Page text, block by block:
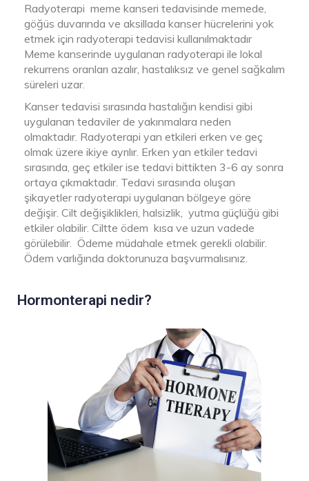
Radyoterapi meme kanseri tedavisinde memede,
göğüs duvarında ve aksillada kanser hücrelerini yok
etmek için radyoterapi tedavisi kullanılmaktadır
Meme kanserinde uygulanan radyoterapi ile lokal
rekurrens oranları azalır, hastalıksız ve genel sağkalım
süreleri uzar.
Kanser tedavisi sırasında hastalığın kendisi gibi
uygulanan tedaviler de yakınmalara neden
olmaktadır. Radyoterapi yan etkileri erken ve geç
olmak üzere ikiye ayrılır. Erken yan etkiler tedavi
sırasında, geç etkiler ise tedavi bittikten 3-6 ay sonra
ortaya çıkmaktadır. Tedavi sırasında oluşan
şikayetler radyoterapi uygulanan bölgeye göre
değişir. Cilt değişiklikleri, halsizlik, yutma güçlüğü gibi
etkiler olabilir. Ciltte ödem kısa ve uzun vadede
görülebilir. Ödeme müdahale etmek gerekli olabilir.
Ödem varlığında doktorunuza başvurmalısınız.
Hormonterapi nedir?